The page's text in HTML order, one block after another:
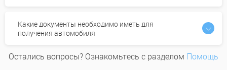
Какие документы необходимо иметь для
получения автомобиля
Остались вопросы? Ознакомьтесь с разделом Помощь